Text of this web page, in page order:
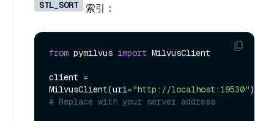
STL_SORT 索引：
from pymilvus import MilvusClient
client =
MilvusClient(uri="http://localhost:19530"
# Replace with your server address